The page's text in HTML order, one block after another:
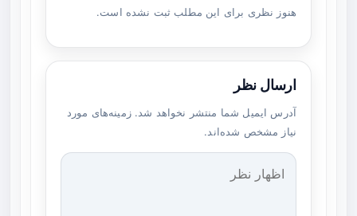
هنوز نظری برای این مطلب ثبت نشده است.
ارسال نظر
آدرس ایمیل شما منتشر نخواهد شد. زمینه‌های مورد
نیاز مشخص شده‌اند.